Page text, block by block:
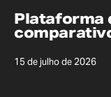
Plataforma
15 de julho de 2026